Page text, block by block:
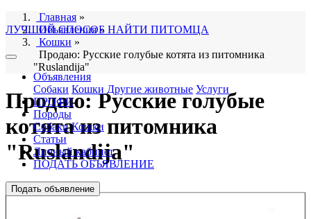
ЛУЧШИЙ СПОСОБ НАЙТИ ПИТОМЦА
Объявления
Собаки Кошки Другие животные Услуги
ПРОФИ
Породы
Собаки Кошки
Статьи
Личный кабинет
ПОДАТЬ ОБЪЯВЛЕНИЕ
Подать объявление
Главная »
Объявления»
Кошки »
Продаю: Русские голубые котята из питомника
"Ruslandija"
Продаю: Русские голубые
котята из питомника
"Ruslandija"